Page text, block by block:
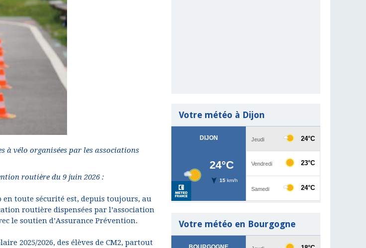
à vélo organisées par les associations
routière du 9 juin 2026 :
en toute sécurité est, depuis toujours, au
routière dispensées par l’association
le soutien d’Assurance Prévention.
2025/2026, des élèves de CM2, partout
Votre météo à Dijon
Votre météo en Bourgogne